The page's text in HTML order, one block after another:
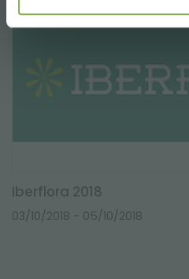
Iberflora 2018
03/10/2018 - 05/10/2018